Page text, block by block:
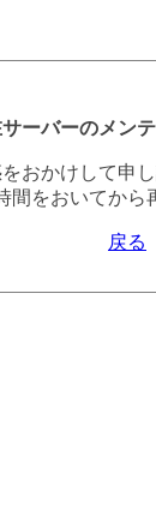
ーバーのメン
おかけして申
間をおいてから
戻る